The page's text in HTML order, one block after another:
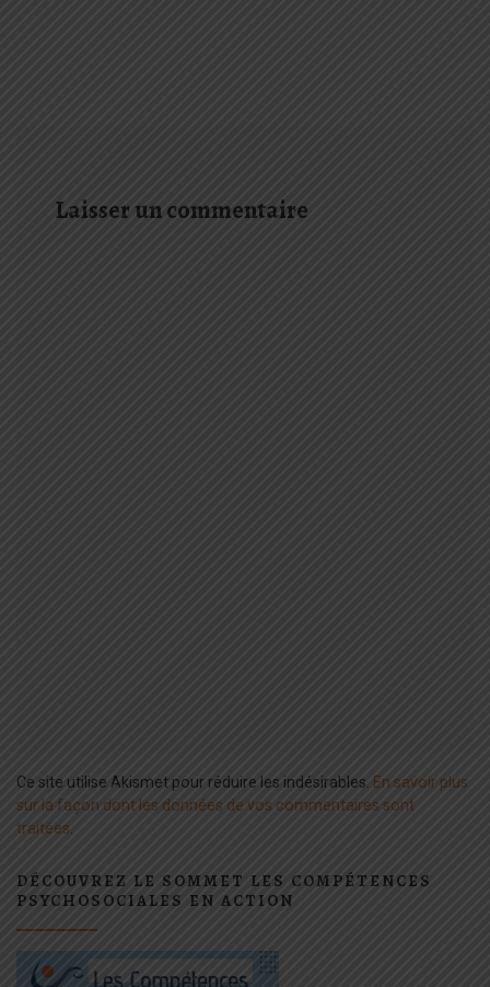
Laisser un commentaire
Ce site utilise Akismet pour réduire les indésirables. En savoir plus
sur la façon dont les données de vos commentaires sont
traitées
DÉCOUVREZ LE SOMMET LES COMPÉTENCES
PSYCHOSOCIALES EN ACTION